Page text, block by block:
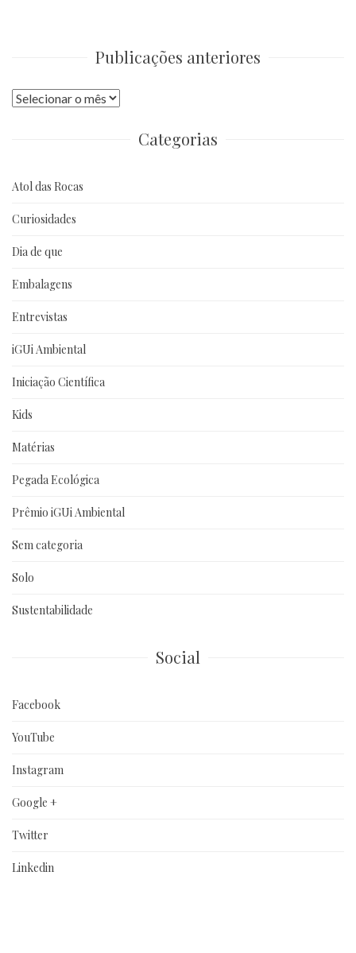
Publicações anteriores
Publicações
Categorias
Atol das Rocas
Curiosidades
Dia de que
Embalagens
Entrevistas
iGUi Ambiental
Iniciação Científica
Kids
Matérias
Pegada Ecológica
Prêmio iGUi Ambiental
Sem categoria
Solo
Sustentabilidade
Social
Facebook
YouTube
Instagram
Google +
Twitter
Linkedin